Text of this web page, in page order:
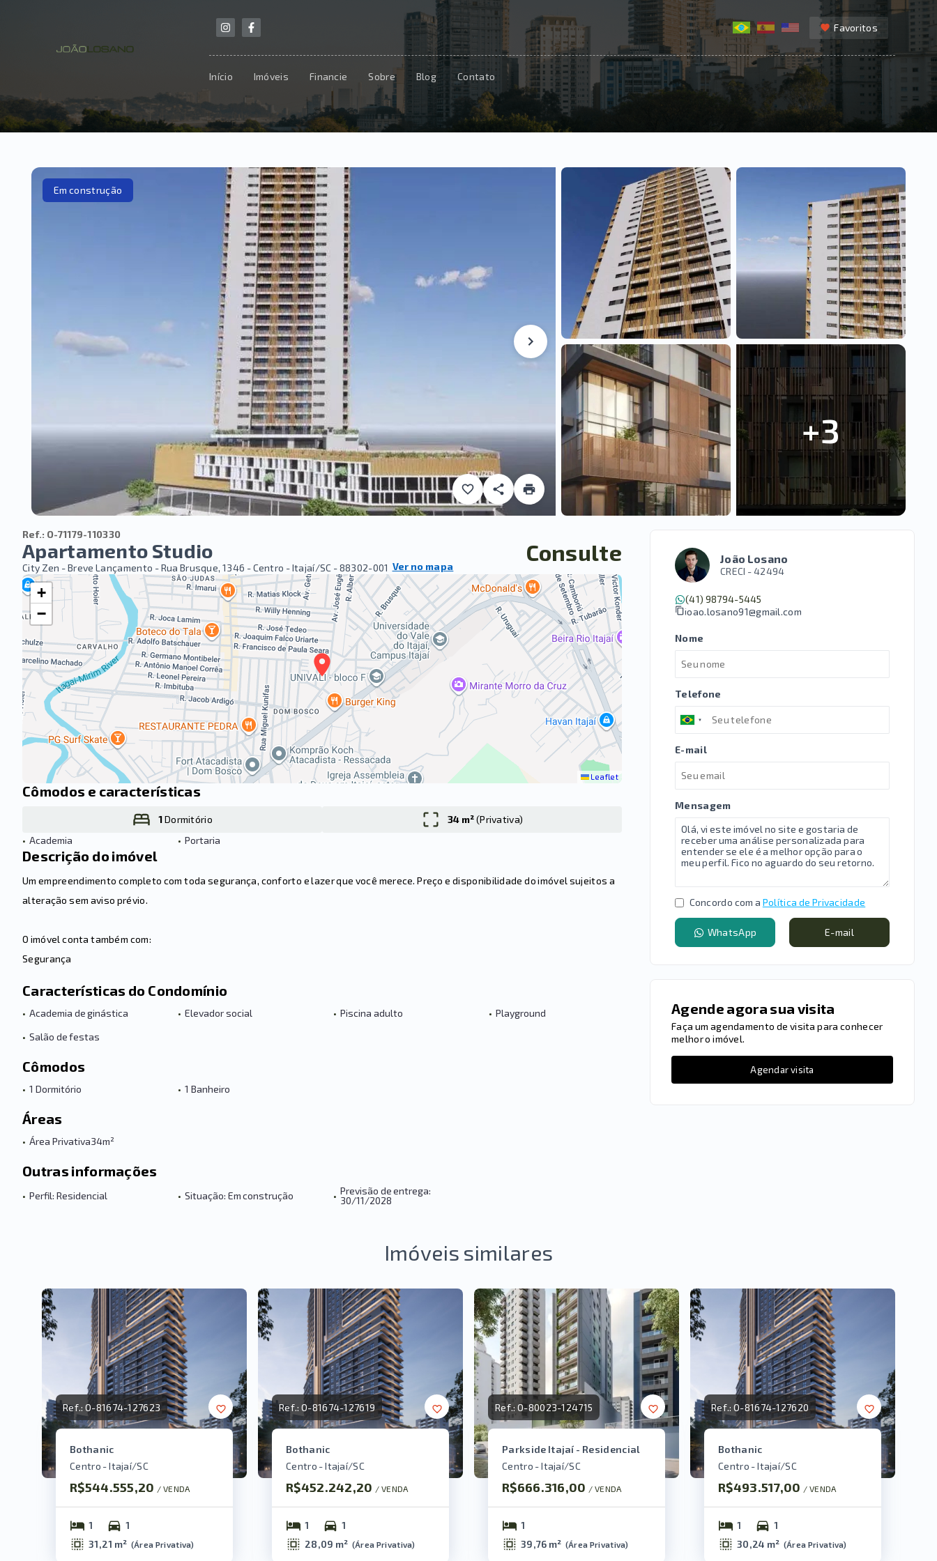
Favoritos
Início Imóveis Financie Sobre Blog Contato
Em construção
+3
Ref.: O-71179-110330
Apartamento Studio
City Zen - Breve Lançamento -Rua Brusque, 1346 - Centro - Itajaí/SC - 88302-001 Ver no mapa
Consulte
+
−
Leaflet
Cômodos e características
1Dormitório 34 m²(Privativa)
• Academia • Portaria
Descrição do imóvel
Um empreendimento completo com toda segurança, conforto e lazer que você merece. Preço e disponibilidade do imóvel sujeitos a
alteração sem aviso prévio.
O imóvel conta também com:
Segurança
Características do Condomínio
• Academia de ginástica • Elevador social • Piscina adulto • Playground
• Salão de festas
Cômodos
• 1 Dormitório • 1 Banheiro
Áreas
• Área Privativa34m²
Outras informações
• Perfil: Residencial • Situação: Em construção • Previsão de entrega:
30/11/2028
João Losano
CRECI -42494
(41) 98794-5445
joao.losano91@gmail.com
Nome
Telefone
E-mail
Mensagem
Concordo com a Política de Privacidade
WhatsApp E-mail
Agende agora sua visita
Faça um agendamento de visita para conhecer
melhor o imóvel.
Agendar visita
Imóveis similares
Ref.:O-81674-127623
Bothanic
Centro - Itajaí/SC
R$544.555,20 / VENDA
1
1
31,21 m² (Área Privativa)
Ref.:O-81674-127619
Bothanic
Centro - Itajaí/SC
R$452.242,20 / VENDA
1
1
28,09 m² (Área Privativa)
Ref.:O-80023-124715
Parkside Itajaí - Residencial
Centro - Itajaí/SC
R$666.316,00 / VENDA
1
39,76 m² (Área Privativa)
Ref.:O-81674-127620
Bothanic
Centro - Itajaí/SC
R$493.517,00 / VENDA
1
1
30,24 m² (Área Privativa)